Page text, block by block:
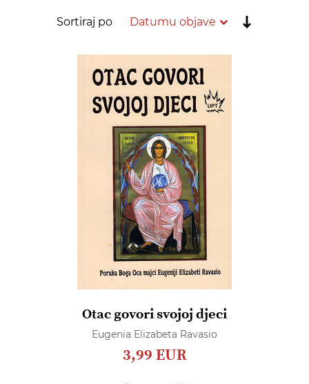
Sortiraj po
Otac govori svojoj djeci
Eugenia Elizabeta Ravasio
3,99 EUR